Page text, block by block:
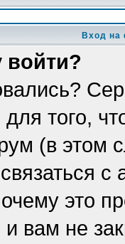
Вход на
войти?
для того,
(в этом
это
вам не